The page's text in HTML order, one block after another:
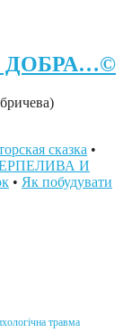
ДОБРА…©
сказка •
И
• Як побудувати
травма